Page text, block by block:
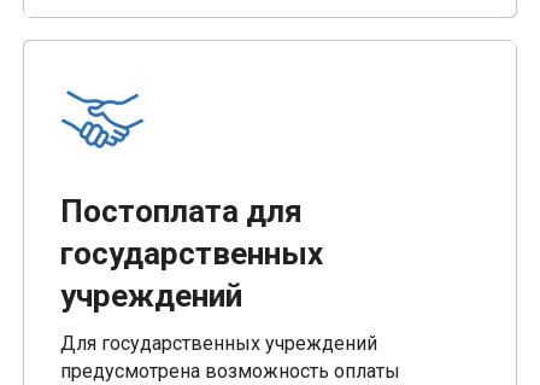
Постоплата для
государственных
учреждений
Для государственных учреждений
предусмотрена возможность оплаты